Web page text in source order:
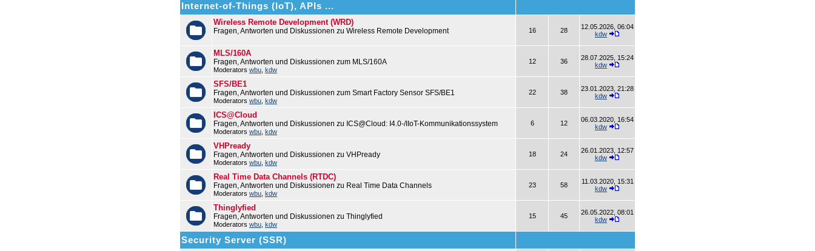
Internet-of-Things (IoT), APIs ...
Wireless Remote Development (WRD)
Fragen, Antworten und Diskussionen zu Wireless Remote Development 16 28
12.05.2026, 06:04
kdw
MLS/160A
Fragen, Antworten und Diskussionen zum MLS/160A
Moderators wbu kdw
12 36
28.07.2025, 15:24
kdw
SFS/BE1
Fragen, Antworten und Diskussionen zum Smart Factory Sensor SFS/BE1
Moderators wbu kdw
22 38
23.01.2023, 21:28
kdw
ICS@Cloud
Fragen, Antworten und Diskussionen zu ICS@Cloud: I4.0-/IIoT-Kommunikationssystem
Moderators wbu kdw
6 12
06.03.2020, 16:54
kdw
VHPready
Fragen, Antworten und Diskussionen zu VHPready
Moderators wbu kdw
18 24
26.01.2023, 12:57
kdw
Real Time Data Channels (RTDC)
Fragen, Antworten und Diskussionen zu Real Time Data Channels
Moderators wbu kdw
23 58
11.03.2020, 15:31
kdw
Thinglyfied
Fragen, Antworten und Diskussionen zu Thinglyfied
Moderators wbu kdw
15 45
26.05.2022, 08:01
kdw
Security Server (SSR)